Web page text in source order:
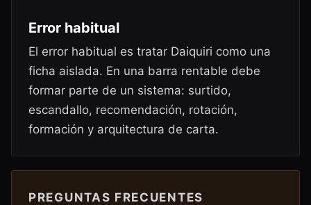
Error habitual
El error habitual es tratar Daiquiri como una
ficha aislada. En una barra rentable debe
formar parte de un sistema: surtido,
escandallo, recomendación, rotación,
formación y arquitectura de carta.
PREGUNTAS FRECUENTES